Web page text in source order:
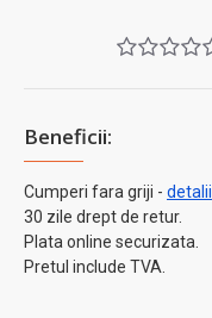
Beneficii:
Cumperi fara griji - detalii
30 zile drept de retur.
Plata online securizata.
Pretul include TVA.